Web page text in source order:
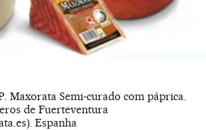
Maxorata Semi-curado com páprica.
de Fuerteventura
Espanha